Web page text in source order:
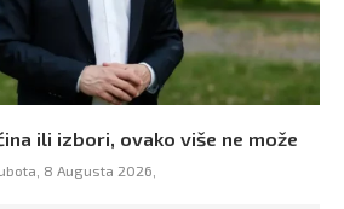
ili izbori, ovako više ne može
8 Augusta 2026,